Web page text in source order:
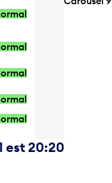
est 20:20